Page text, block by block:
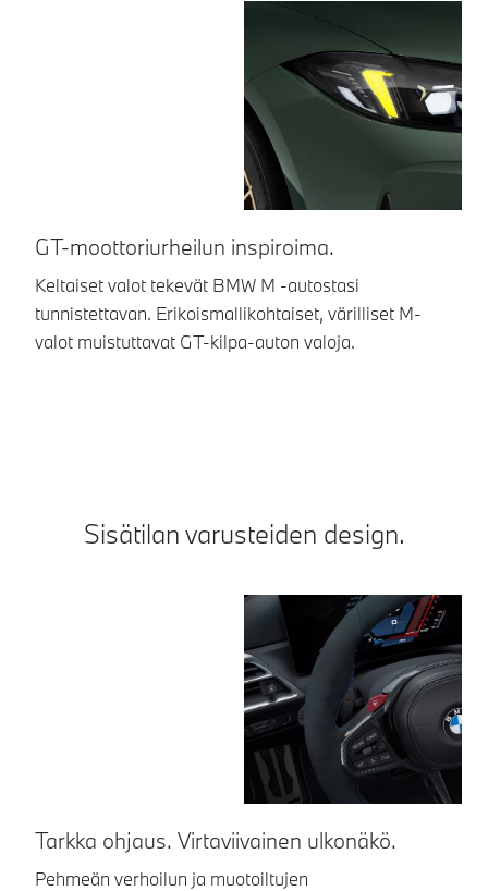
GT-moottoriurheilun inspiroima.
Keltaiset valot tekevät BMW M ‑autostasi
tunnistettavan. Erikoismallikohtaiset, värilliset M-
valot muistuttavat GT-kilpa-auton valoja.
Sisätilan varusteiden design.
Tarkka ohjaus. Virtaviivainen ulkonäkö.
Pehmeän verhoilun ja muotoiltujen